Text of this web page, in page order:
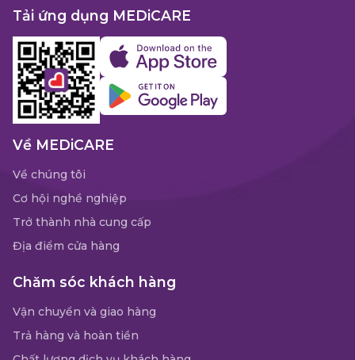
Tải ứng dụng MEDiCARE
Về MEDiCARE
Về chúng tôi
Cơ hội nghề nghiệp
Trở thành nhà cung cấp
Địa điểm cửa hàng
Chăm sóc khách hàng
Vận chuyển và giao hàng
Trả hàng và hoàn tiền